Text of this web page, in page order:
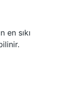
en sıkı